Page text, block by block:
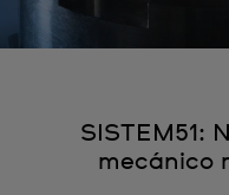
SISTEM51:
mecánico